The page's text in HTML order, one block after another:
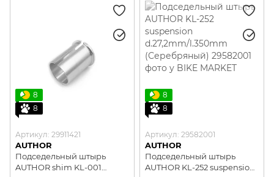
8
8
Артикул: 29911421
AUTHOR
Подседельный штырь
AUTHOR shim KL-001
8
8
Артикул: 29582001
AUTHOR
Подседельный штырь
AUTHOR KL-252 suspension